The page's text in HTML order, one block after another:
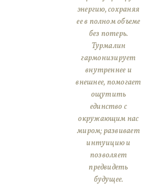
энергию, сохраняя
ее в полном объеме
без потерь.
Турмалин
гармонизирует
внутреннее и
внешнее, помогает
ощутить
единство с
окружающим нас
миром; развивает
интуицию и
позволяет
предвидеть
будущее.